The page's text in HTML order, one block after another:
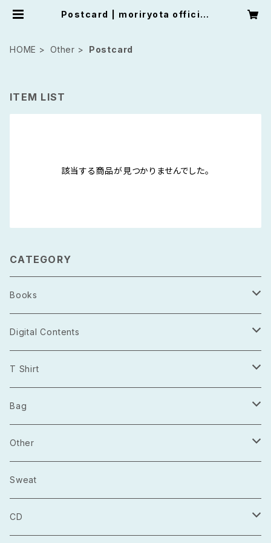
Postcard | moriryota official
HOME Other Postcard
ITEM LIST
該当する商品が見つかりませんでした。
CATEGORY
Books
Photo Book
Digital Contents
Project Open Source
2021.03
2021.04
T Shirt
長袖
半袖
Bag
トートバッグ
巾着
マルシェバック
Other
Sticker
Badge
Sweat
CD